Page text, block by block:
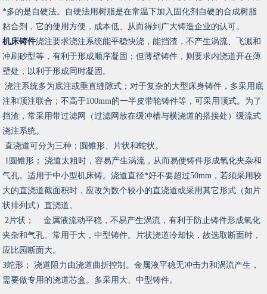
*多的是自硬法。自硬法用树脂是在常温下加入固化剂自硬的合成树脂
粘合剂，它的使用方便，成本低、从而得到广大铸造企业的认可。
机床铸件浇注要求浇注系统能平稳快浇，能挡渣，不产生涡流、飞溅和
冲刷砂型等，有利于形成顺序凝固；但薄壁铸件，则要求内浇道开在薄
壁处，以利于形成同时凝固。
浇注系统多为底注或垂直缝隙式；对于复杂的大型床身铸件，多采用底
注和顶注联合；不高于100mm的一半皮带轮铸件等，可采用顶式。为了
挡渣，常采用带过滤网（过滤网放在缓冲槽与横浇道的搭接处）缓流式
浇注系统。
直浇道可分为三种；圆锥形、片状和蛇状。
1圆锥形； 浇道太粗时，容易产生涡流，从而易使铸件形成氧化夹杂和
气孔。适用于中小型机床铸。浇道直径*好不要超过50mm，若须采用较
大的直浇道截面积时，应改为数个较小的直浇道或采用其它形式（如片
状排列式）直浇道。
2片状； 金属液流动平稳，不易产生涡流，有利于防止铸件形成氧化
夹杂和气孔。常用于大，中型铸件。片状浇道冷却快，故选取断面时，
应比园断面大。
3蛇形； 浇道阻力由浇道曲折控制。金属液平稳无冲击力和涡流产生，
需要做专用的浇道芯盒。多采用大、中型铸件。